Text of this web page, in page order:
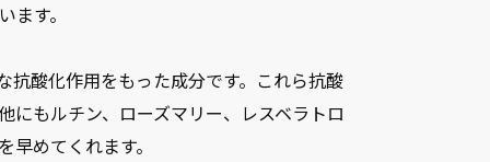
す。
抗酸化作用をもった成分です。これら抗酸
にもルチン、ローズマリー、レスベラトロ
めてくれます。